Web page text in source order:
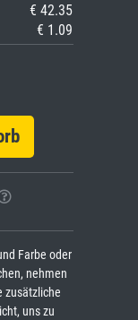
€ 42.35
€ 1.09
Farbe oder
nehmen
zusätzliche
uns zu